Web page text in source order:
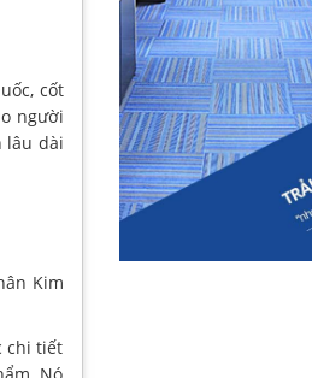
cốt
người
lâu dài
Kim
chi tiết